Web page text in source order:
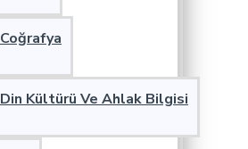
Coğrafya
Din Kültürü Ve Ahlak Bilgisi